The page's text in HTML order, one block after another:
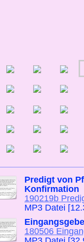
Predigt von
Konfirmation
190219b
MP3 Datei
180506